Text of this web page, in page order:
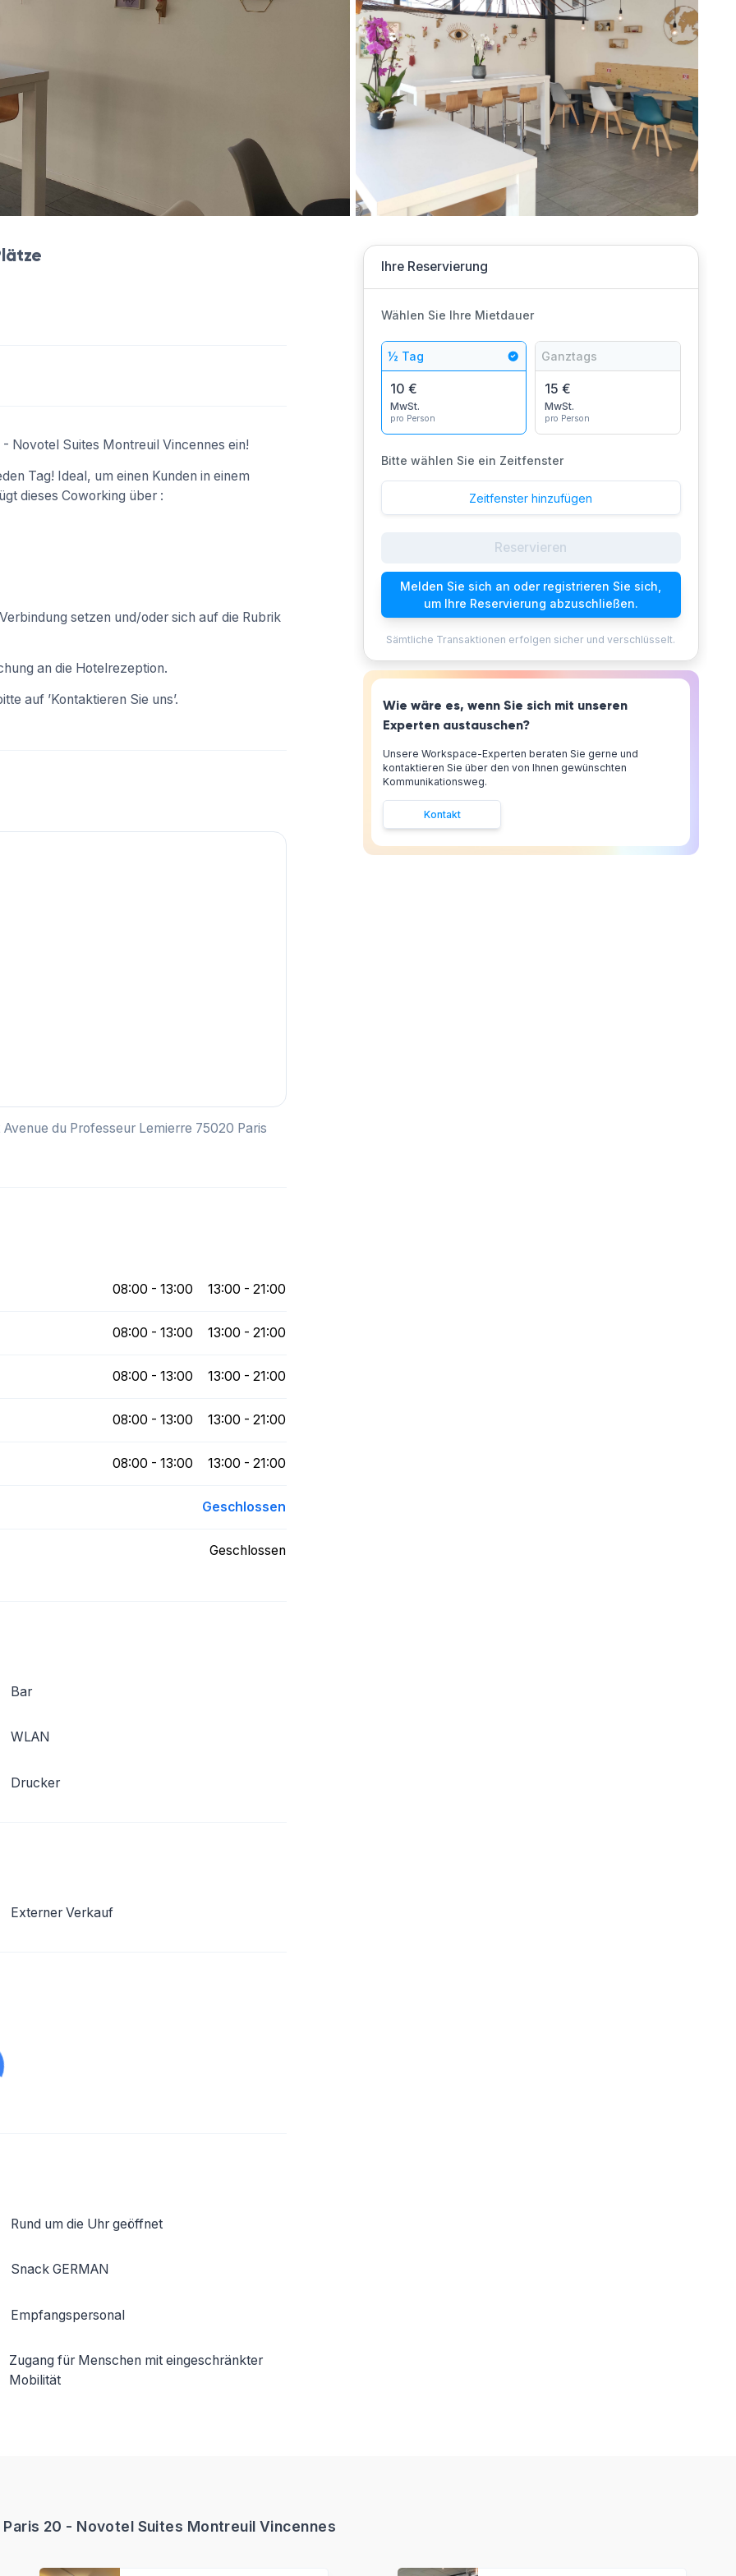
Novotel Suites Montreuil Vincennes ein!
Tag! Ideal, um einen Kunden in einem
dieses Coworking über :
setzen und/oder sich auf die Rubrik
an die Hotelrezeption.
auf ’Kontaktieren Sie uns’.
du Professeur Lemierre 75020 Paris
08:00 - 13:00 13:00 - 21:00
08:00 - 13:00 13:00 - 21:00
08:00 - 13:00 13:00 - 21:00
08:00 - 13:00 13:00 - 21:00
08:00 - 13:00 13:00 - 21:00
Geschlossen
Geschlossen
Bar
WLAN
Drucker
Externer Verkauf
Rund um die Uhr geöffnet
Snack GERMAN
Empfangspersonal
Zugang für Menschen mit eingeschränkter
Mobilität
Ihre Reservierung
Wählen Sie Ihre Mietdauer
½ Tag
10 €
MwSt.
pro Person
Ganztags
15 €
MwSt.
pro Person
Bitte wählen Sie ein Zeitfenster
Zeitfenster hinzufügen
Reservieren
Melden Sie sich an oder registrieren Sie sich,
um Ihre Reservierung abzuschließen.
Sämtliche Transaktionen erfolgen sicher und verschlüsselt.
Wie wäre es, wenn Sie sich mit unseren
Experten austauschen?
Unsere Workspace-Experten beraten Sie gerne und
kontaktieren Sie über den von Ihnen gewünschten
Kommunikationsweg.
Kontakt
Paris 20 - Novotel Suites Montreuil Vincennes